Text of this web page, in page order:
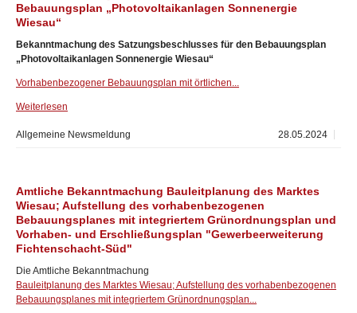
Bebauungsplan „Photovoltaikanlagen Sonnenergie
Wiesau“
Bekanntmachung des Satzungsbeschlusses für den Bebauungsplan
„Photovoltaikanlagen Sonnenergie Wiesau“
Vorhabenbezogener Bebauungsplan mit örtlichen...
Weiterlesen
28.05.2024
Allgemeine Newsmeldung
Amtliche Bekanntmachung Bauleitplanung des Marktes
Wiesau; Aufstellung des vorhabenbezogenen
Bebauungsplanes mit integriertem Grünordnungsplan und
Vorhaben- und Erschließungsplan "Gewerbeerweiterung
Fichtenschacht-Süd"
Die Amtliche Bekanntmachung
Bauleitplanung des Marktes Wiesau; Aufstellung des vorhabenbezogenen
Bebauungsplanes mit integriertem Grünordnungsplan...